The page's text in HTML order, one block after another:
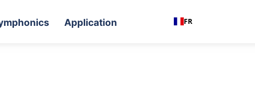
Application FR